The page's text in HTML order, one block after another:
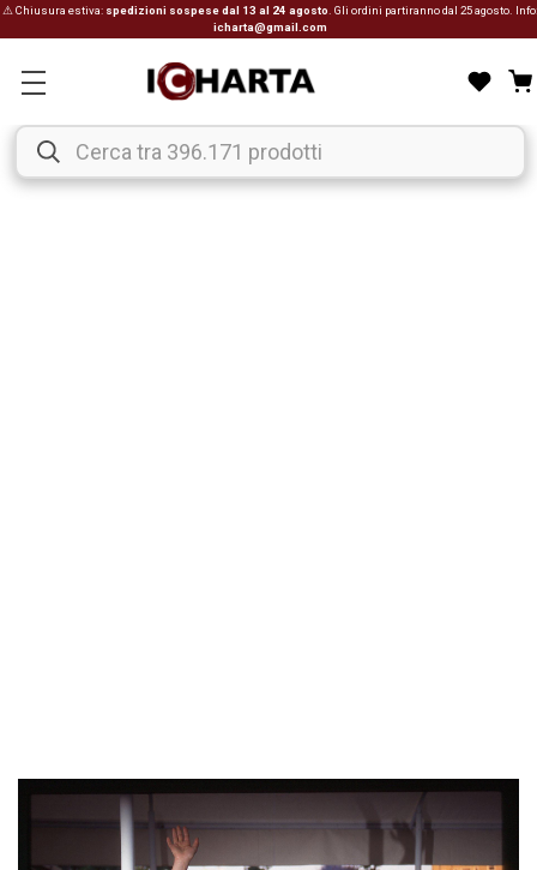
⚠ Chiusura estiva: spedizioni sospese dal 13 al 24 agosto . Gli ordini partiranno dal 25 agosto. Info:
icharta@gmail.com